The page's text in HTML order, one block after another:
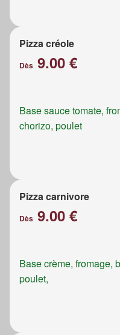
Pizza créole
Dès 9.00 €
Base sauce tomate,
chorizo, poulet
Pizza carnivore
Dès 9.00 €
Base crème, fromage,
poulet,